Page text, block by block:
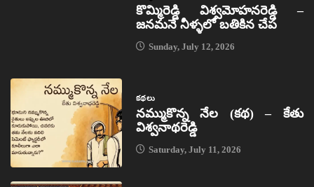
కొమ్మిరెడ్డి విశ్వమోహనరెడ్డి –
జనమనే నీళ్ళలో బతికిన చేప
Sunday, July 12, 2026
కథలు
నమ్ముకొన్న నేల (కథ) – కేతు
విశ్వనాథరెడ్డి
Saturday, July 11, 2026